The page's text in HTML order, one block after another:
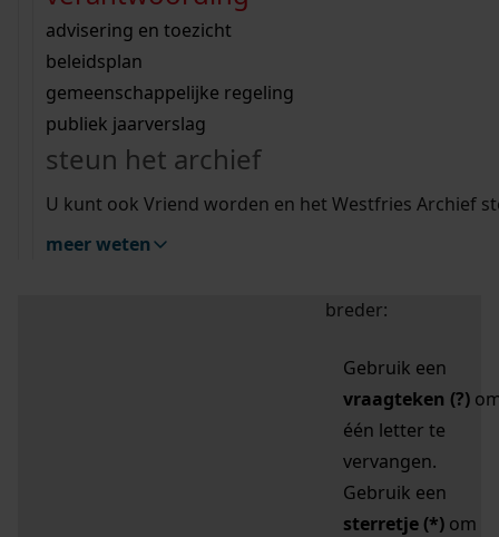
bouwvergunningen
omgevingsvergunningen
vergunningen
beeld en geluid
uitleg nodig?
Wij helpen u op weg met een aantal zoektips.
bekijk alle zoektips
Wij helpen u op weg met een aantal zoektips.
bekijk alle zoektips
bekijk ons geschiedenislokaal
advisering en toezicht
beleidsplan
gemeenschappelijke regeling
publiek jaarverslag
steun het archief
U kunt ook Vriend worden en het Westfries Archief
meer weten
zoektips
Mijn Studiezaal (inloggen)
uw zoekopdracht te
breder:
Gebruik een
vraagteken (?)
één letter te
vervangen.
Gebruik een
sterretje (*) om